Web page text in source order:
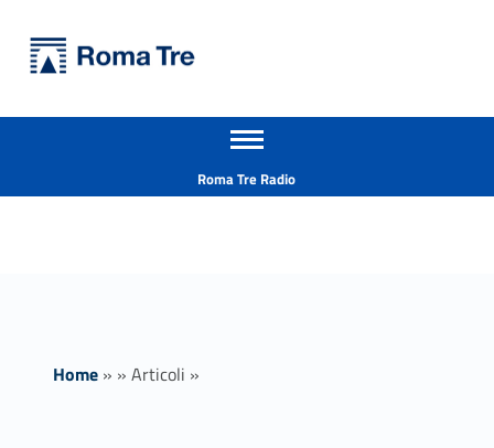
Premio CONAI e premio Legambiente - Università Roma Tre
Apri il menu secondario
Roma Tre Radio
Home» » Articoli »